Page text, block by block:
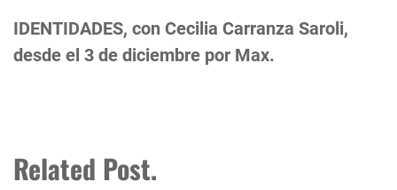
IDENTIDADES, con Cecilia Carranza Saroli,
desde el 3 de diciembre por Max.
Related Post.